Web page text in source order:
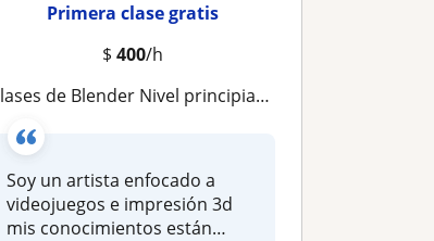
Primera clase gratis
$ 400/h
Clases de Blender Nivel principiante e intermedio
Soy un artista enfocado a
videojuegos e impresión 3d
mis conocimientos están